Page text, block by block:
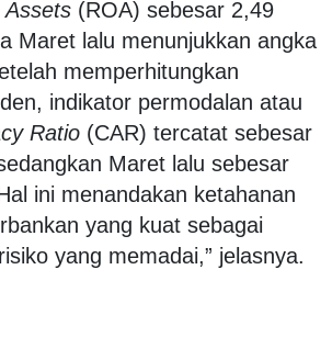
Assets (ROA) sebesar 2,49
Maret lalu menunjukkan angka
memperhitungkan
indikator permodalan atau
Ratio (CAR) tercatat sebesar
Maret lalu sebesar
ini menandakan ketahanan
yang kuat sebagai
yang memadai,” jelasnya.